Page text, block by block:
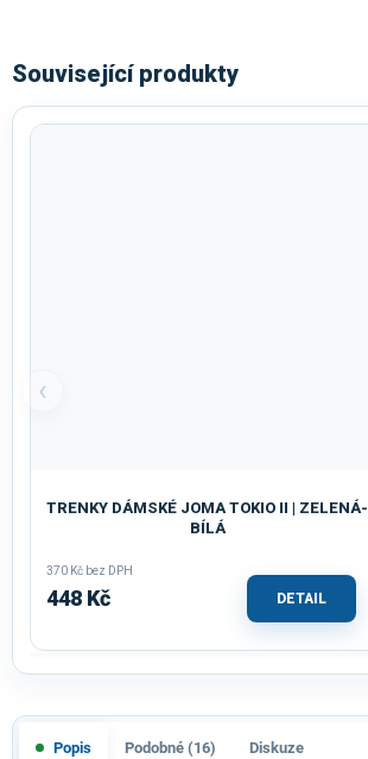
Související produkty
‹
TRENKY DÁMSKÉ JOMA TOKIO II | ZELENÁ-
BÍLÁ
370 Kč bez DPH
448 Kč DETAIL
Popis Podobné (16) Diskuze